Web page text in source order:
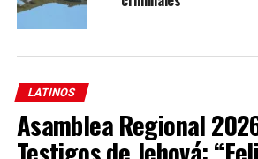
de Identificación y Gestión de Objetos
LATINOS
Asamblea Regional